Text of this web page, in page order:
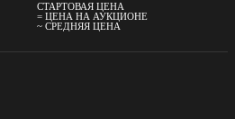
СТАРТОВАЯ ЦЕНА
= ЦЕНА НА АУКЦИОНЕ
~ СРЕДНЯЯ ЦЕНА